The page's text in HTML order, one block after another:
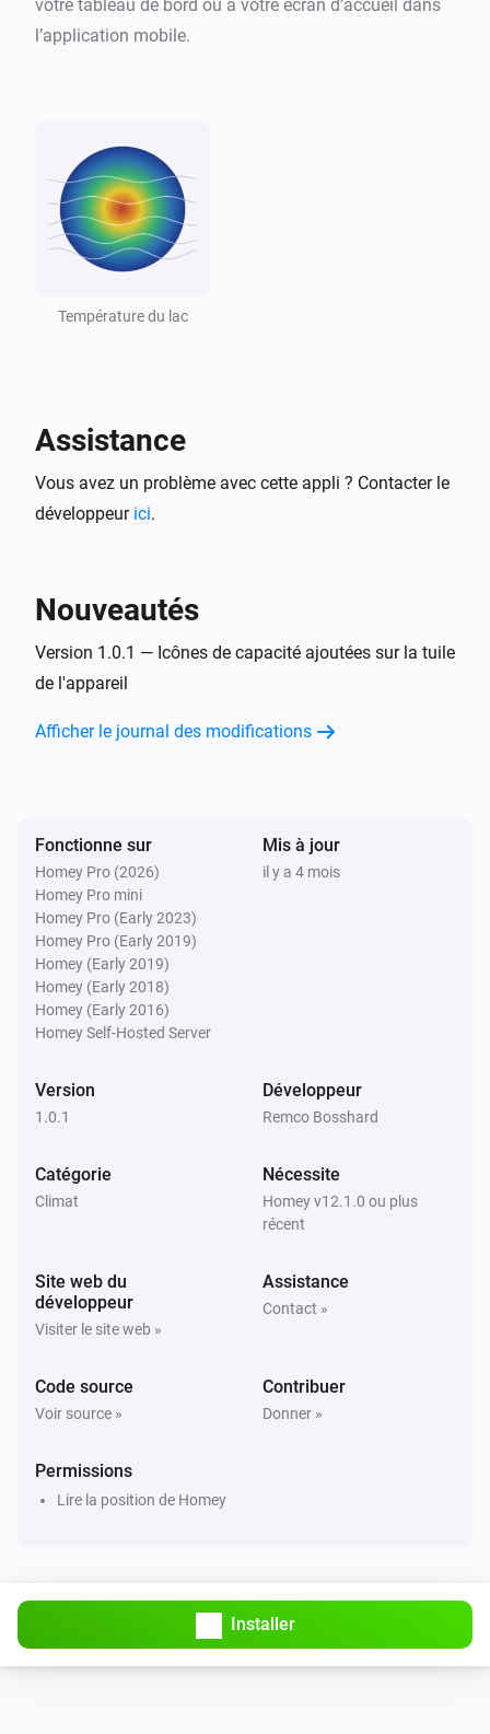
Lacs alpins
Lac
L'alarme générique est en marche
Lac
Température est au-dessus de
Lac est baignable
Alors...
votre tableau de bord ou à votre écran d’accueil dans
l’application mobile.
Température du lac
Assistance
Vous avez un problème avec cette appli ? Contacter le
développeur ici.
Nouveautés
Version 1.0.1 — Icônes de capacité ajoutées sur la tuile
de l'appareil
Afficher le journal des modifications
Fonctionne sur
Homey Pro (2026)
Homey Pro mini
Homey Pro (Early 2023)
Homey Pro (Early 2019)
Homey (Early 2019)
Homey (Early 2018)
Homey (Early 2016)
Homey Self-Hosted Server
Mis à jour
il y a 4 mois
Version
1.0.1
Développeur
Remco Bosshard
Catégorie
Climat
Nécessite
Homey v12.1.0 ou plus
récent
Site web du
développeur
Visiter le site web »
Assistance
Contact »
Code source
Voir source »
Contribuer
Donner »
Permissions
Lire la position de Homey
Installer